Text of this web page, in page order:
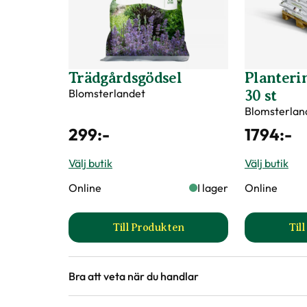
Trädgårdsgödsel
Blomsterlandet
299:-
Välj butik
Online
I lager
Till Produkten
till Trädgårdsgödsel
30 st
1794:-
Välj butik
Online
Till
Bra att veta när du handlar